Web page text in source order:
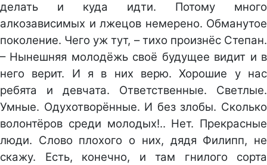
делать и куда идти. Потому много
алкозависимых и лжецов немерено. Обманутое
поколение. Чего уж тут, – тихо произнёс Степан.
– Нынешняя молодёжь своё будущее видит и в
него верит. И я в них верю. Хорошие у нас
ребята и девчата. Ответственные. Светлые.
Умные. Одухотворённые. И без злобы. Сколько
волонтёров среди молодых!.. Нет. Прекрасные
люди. Слово плохого о них, дядя Филипп, не
скажу. Есть, конечно, и там гнилого сорта